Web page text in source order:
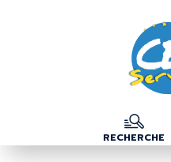
RECHERCHE